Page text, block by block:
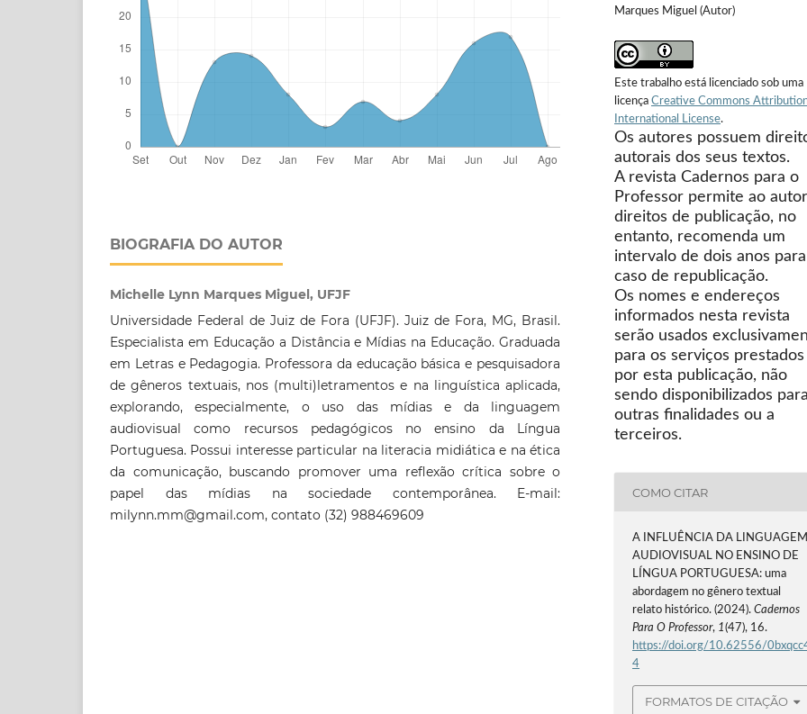
BIOGRAFIA DO AUTOR
Michelle Lynn Marques Miguel, UFJF
Universidade Federal de Juiz de Fora (UFJF). Juiz de Fora, MG, Brasil.
Especialista em Educação a Distância e Mídias na Educação. Graduada
em Letras e Pedagogia. Professora da educação básica e pesquisadora
de gêneros textuais, nos (multi)letramentos e na linguística aplicada,
explorando, especialmente, o uso das mídias e da linguagem
audiovisual como recursos pedagógicos no ensino da Língua
Portuguesa. Possui interesse particular na literacia midiática e na ética
da comunicação, buscando promover uma reflexão crítica sobre o
papel das mídias na sociedade contemporânea. E-mail:
milynn.mm@gmail.com, contato (32) 988469609
Marques Miguel (Autor)
Este trabalho está licenciado sob uma
licença Creative Commons
International License.
Os autores possuem
autorais dos seus textos.
A revista Cadernos para o
Professor permite ao
direitos de publicação, no
entanto, recomenda um
intervalo de dois anos
caso de republicação.
Os nomes e endereços
informados nesta revista
serão usados
para os serviços prestados
por esta publicação, não
sendo disponibilizados para
outras finalidades ou a
terceiros.
COMO CITAR
A INFLUÊNCIA DA LINGUAGEM
AUDIOVISUAL NO ENSINO DE
LÍNGUA PORTUGUESA: uma
abordagem no gênero textual
relato histórico. (2024).Cadernos
Para O Professor, 1(47), 16.
https://doi.org/10.62556/
4
FORMATOS DE CITAÇÃO